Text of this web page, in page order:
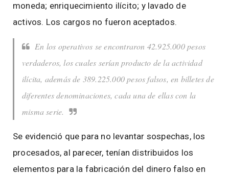
moneda; enriquecimiento ilícito; y lavado de
activos. Los cargos no fueron aceptados.
En los operativos se encontraron 42.925.000 pesos
verdaderos, los cuales serían producto de la actividad
ilícita, además de 389.225.000 pesos falsos, en billetes de
diferentes denominaciones, cada una de ellas con la
misma serie.
Se evidenció que para no levantar sospechas, los
procesados, al parecer, tenían distribuidos los
elementos para la fabricación del dinero falso en